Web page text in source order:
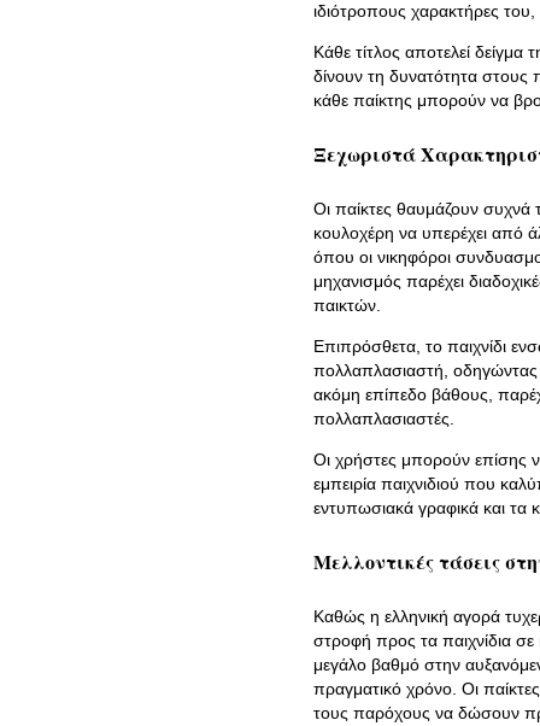
ιδιότροπους χαρακτήρες
Κάθε τίτλος αποτελεί δείγμα
δίνουν τη δυνατότητα στους
κάθε παίκτης μπορούν να
Ξεχωριστά
Οι παίκτες θαυμάζουν συχνά
κουλοχέρη να υπερέχει από
όπου οι νικηφόροι
μηχανισμός παρέχει
παικτών.
Επιπρόσθετα, το παιχνίδι
πολλαπλασιαστή,
ακόμη επίπεδο βάθους,
πολλαπλασιαστές.
Οι χρήστες μπορούν επίσης
εμπειρία παιχνιδιού που
εντυπωσιακά γραφικά και τα
Μελλοντικές τάσεις
Καθώς η ελληνική αγορά
στροφή προς τα παιχνίδια σε
μεγάλο βαθμό στην
πραγματικό χρόνο. Οι
τους παρόχους να δώσουν